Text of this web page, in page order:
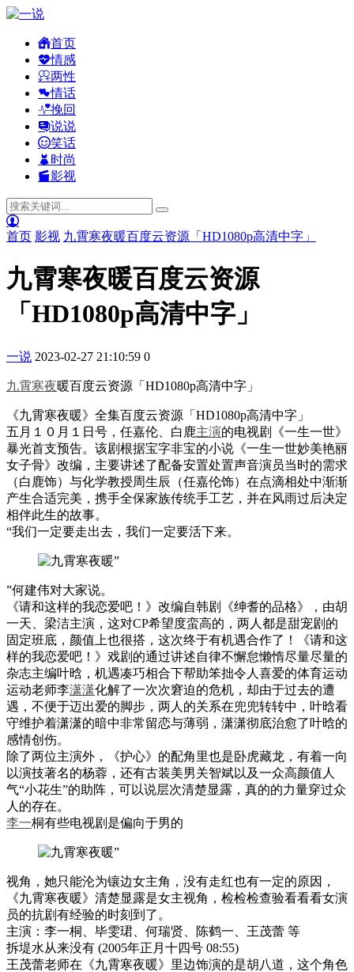
首页
情感
两性
情话
挽回
说说
笑话
时尚
影视
首页 影视 九霄寒夜暖百度云资源「HD1080p高清中字」
九霄寒夜暖百度云资源
「HD1080p高清中字」
一说 2023-02-27 21:10:59 0
九霄寒夜暖百度云资源「HD1080p高清中字」
《九霄寒夜暖》全集百度云资源「HD1080p高清中字」
五月１０月１日号，任嘉伦、白鹿主演的电视剧《一生一世》
暴光首支预告。该剧根据宝字非宝的小说《一生一世妙美艳丽
女子骨》改编，主要讲述了配备安置处置声音演员当时的需求
（白鹿饰）与化学教授周生辰（任嘉伦饰）在点滴相处中渐渐
产生合适完美，携手全保家族传统手工艺，并在风雨过后决定
相伴此生的故事。
“我们一定要走出去，我们一定要活下来。
”何建伟对大家说。
《请和这样的我恋爱吧！》改编自韩剧《绅耆的品格》，由胡
一天、梁洁主演，这对CP希望度蛮高的，两人都是甜宠剧的
固定班底，颜值上也很搭，这次终于有机遇合作了！《请和这
样的我恋爱吧！》戏剧的通过讲述自律不懈怠懒惰尽量尽量的
杂志主编叶晗，机遇凑巧相合下帮助笨拙令人喜爱的体育运动
运动老师李潇潇化解了一次次窘迫的危机，却由于过去的遭
遇，不便于迈出爱的脚步，两人的关系在兜兜转转中，叶晗看
守维护着潇潇的暗中非常留恋与薄弱，潇潇彻底治愈了叶晗的
感情创伤。
除了两位主演外，《护心》的配角里也是卧虎藏龙，有着一向
以演技著名的杨蓉，还有古装美男关智斌以及一众高颜值人
气“小花生”的助阵，可以说层次清楚显露，真的的力量穿过众
人的存在。
李一桐有些电视剧是偏向于男的
视角，她只能沦为镶边女主角，没有走红也有一定的原因，
《九霄寒夜暖》清楚显露是女主视角，检检检查验看看看女演
员的抗剧有经验的时刻到了。
主演：李一桐、毕雯珺、何瑞贤、陈鹤一、王茂蕾 等
拆堤水从来没有 (2005年正月十四号 08:55)
王茂蕾老师在《九霄寒夜暖》里边饰演的是胡八道，这个角色